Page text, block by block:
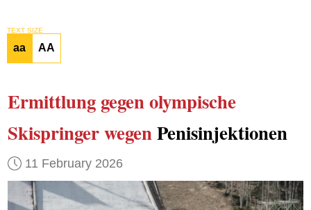
TEXT SIZE
aa AA
Ermittlung gegen olympische
SkispringerwegenPenisinjektionen
11 February 2026